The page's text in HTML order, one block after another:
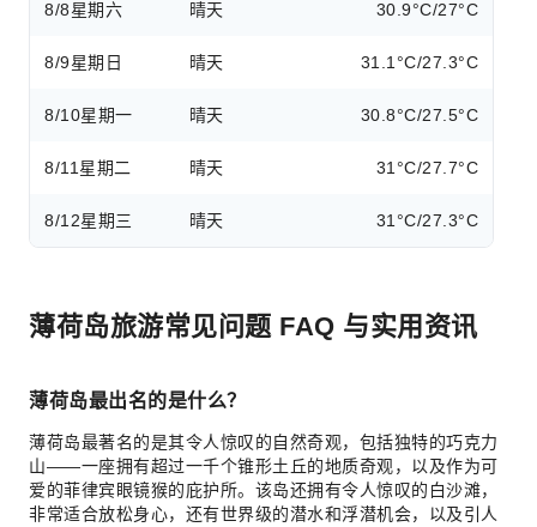
8/8星期六 晴天 30.9°C/27°C
8/9星期日 晴天 31.1°C/27.3°C
8/10星期一 晴天 30.8°C/27.5°C
8/11 星期二 晴天 31°C/27.7°C
8/12星期三 晴天 31°C/27.3°C
薄荷岛旅游常见问题 FAQ 与实用资讯
薄荷岛最出名的是什么？
薄荷岛最著名的是其令人惊叹的自然奇观，包括独特的巧克力
山——一座拥有超过一千个锥形土丘的地质奇观，以及作为可
爱的菲律宾眼镜猴的庇护所。该岛还拥有令人惊叹的白沙滩，
非常适合放松身心，还有世界级的潜水和浮潜机会，以及引人